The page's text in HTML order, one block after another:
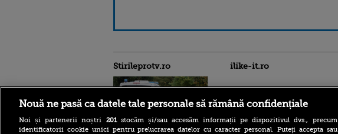
Stirileprotv.ro ilike-it.ro
Nouă ne pasă ca datele tale personale să rămână confidențiale
Noi și partenerii noștri 201stocăm și/sau accesăm informații pe dispozitivul dvs., precum
identificatorii cookie unici pentru prelucrarea datelor cu caracter personal. Puteți accepta sau